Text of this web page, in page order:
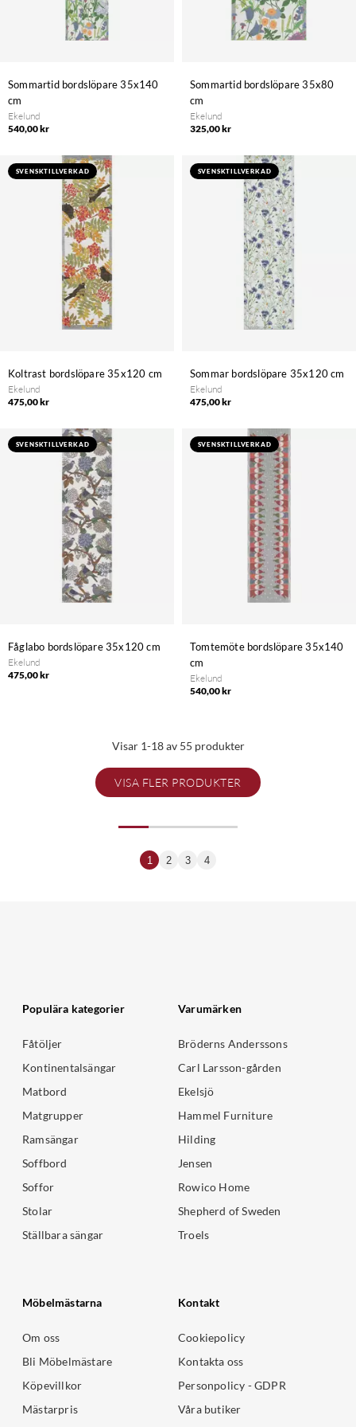
Sommartid bordslöpare 35x140
cm
Ekelund
540,00 kr
Sommartid bordslöpare 35x80
cm
Ekelund
325,00 kr
SVENSKTILLVERKAD
Koltrast bordslöpare 35x120 cm
Ekelund
475,00 kr
SVENSKTILLVERKAD
Sommar bordslöpare 35x120 cm
Ekelund
475,00 kr
SVENSKTILLVERKAD
Fåglabo bordslöpare 35x120 cm
Ekelund
475,00 kr
SVENSKTILLVERKAD
Tomtemöte bordslöpare 35x140
cm
Ekelund
540,00 kr
Visar 1-18 av 55 produkter
VISA FLER PRODUKTER
1 2 3 4
Populära kategorier
Fåtöljer
Kontinentalsängar
Matbord
Matgrupper
Ramsängar
Soffbord
Soffor
Stolar
Ställbara sängar
Varumärken
Bröderns Anderssons
Carl Larsson-gården
Ekelsjö
Hammel Furniture
Hilding
Jensen
Rowico Home
Shepherd of Sweden
Troels
Möbelmästarna
Om oss
Bli Möbelmästare
Köpevillkor
Mästarpris
Kontakt
Cookiepolicy
Kontakta oss
Personpolicy - GDPR
Våra butiker